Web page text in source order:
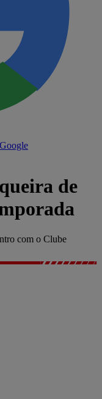
de
com o Clube